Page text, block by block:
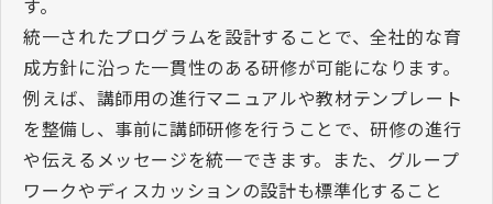
統一されたプログラムを設計することで、全社的な育
成方針に沿った一貫性のある研修が可能になります。
例えば、講師用の進行マニュアルや教材テンプレート
を整備し、事前に講師研修を行うことで、研修の進行
や伝えるメッセージを統一できます。また、グループ
ワークやディスカッションの設計も標準化すること